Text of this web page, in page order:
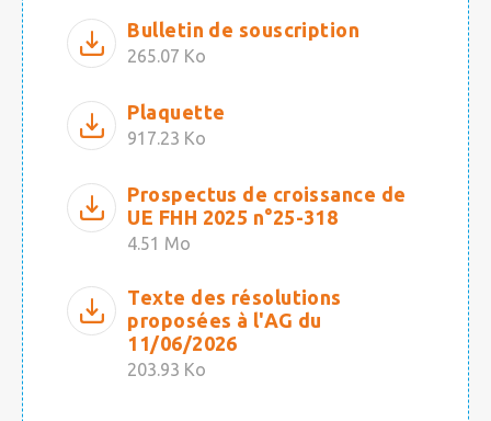
Bulletin de souscription
265.07 Ko
Plaquette
917.23 Ko
Prospectus de croissance de
UE FHH 2025 n°25-318
4.51 Mo
Texte des résolutions
proposées à l'AG du
11/06/2026
203.93 Ko